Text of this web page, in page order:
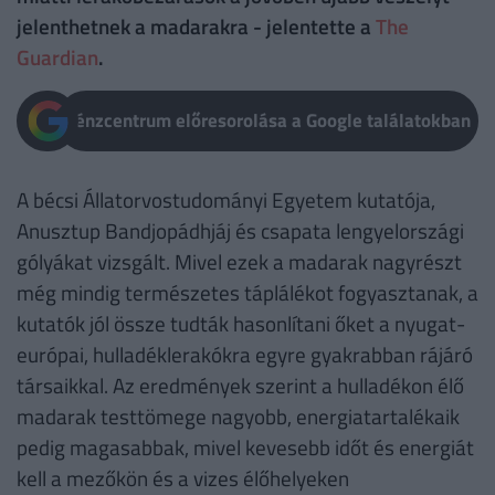
jelenthetnek a madarakra - jelentette aThe
Guardian.
Pénzcentrum előresorolása a Google találatokban
A bécsi Állatorvostudományi Egyetem kutatója,
Anusztup Bandjopádhjáj és csapata lengyelországi
gólyákat vizsgált. Mivel ezek a madarak nagyrészt
még mindig természetes táplálékot fogyasztanak, a
kutatók jól össze tudták hasonlítani őket a nyugat-
európai, hulladéklerakókra egyre gyakrabban rájáró
társaikkal. Az eredmények szerint a hulladékon élő
madarak testtömege nagyobb, energiatartalékaik
pedig magasabbak, mivel kevesebb időt és energiát
kell a mezőkön és a vizes élőhelyeken